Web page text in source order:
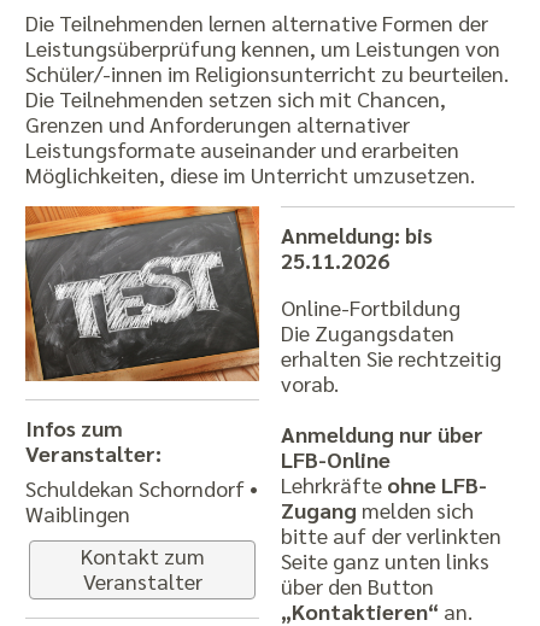
Die Teilnehmenden lernen alternative Formen der
Leistungsüberprüfung kennen, um Leistungen von
Schüler/-innen im Religionsunterricht zu beurteilen.
Die Teilnehmenden setzen sich mit Chancen,
Grenzen und Anforderungen alternativer
Leistungsformate auseinander und erarbeiten
Möglichkeiten, diese im Unterricht umzusetzen.
Infos zum
Veranstalter:
Schuldekan Schorndorf •
Waiblingen
Kontakt zum
Veranstalter
Anmeldung: bis
25.11.2026
Online-Fortbildung
Die Zugangsdaten
erhalten Sie rechtzeitig
vorab.
Anmeldung nur über
LFB-Online
Lehrkräfte ohne LFB-
Zugang melden sich
bitte auf der verlinkten
Seite ganz unten links
über den Button
„Kontaktieren“ an.